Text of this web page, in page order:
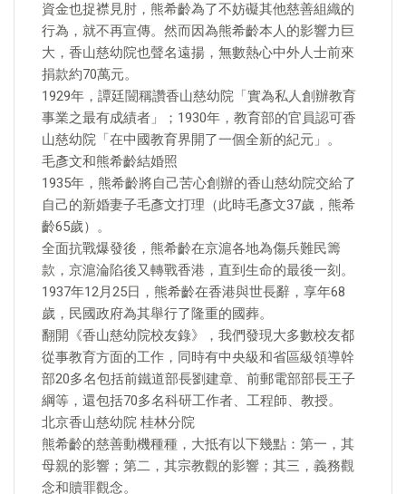
資金也捉襟見肘，熊希齡為了不妨礙其他慈善組織的
行為，就不再宣傳。然而因為熊希齡本人的影響力巨
大，香山慈幼院也聲名遠揚，無數熱心中外人士前來
捐款約70萬元。
1929年，譚廷闓稱讚香山慈幼院「實為私人創辦教育
事業之最有成績者」；1930年，教育部的官員認可香
山慈幼院「在中國教育界開了一個全新的紀元」。
毛彥文和熊希齡結婚照
1935年，熊希齡將自己苦心創辦的香山慈幼院交給了
自己的新婚妻子毛彥文打理（此時毛彥文37歲，熊希
齡65歲）。
全面抗戰爆發後，熊希齡在京滬各地為傷兵難民籌
款，京滬淪陷後又轉戰香港，直到生命的最後一刻。
1937年12月25日，熊希齡在香港與世長辭，享年68
歲，民國政府為其舉行了隆重的國葬。
翻開《香山慈幼院校友錄》，我們發現大多數校友都
從事教育方面的工作，同時有中央級和省區級領導幹
部20多名包括前鐵道部長劉建章、前郵電部部長王子
綱等，還包括70多名科研工作者、工程師、教授。
北京香山慈幼院 桂林分院
熊希齡的慈善動機種種，大抵有以下幾點：第一，其
母親的影響；第二，其宗教觀的影響；其三，義務觀
念和贖罪觀念。